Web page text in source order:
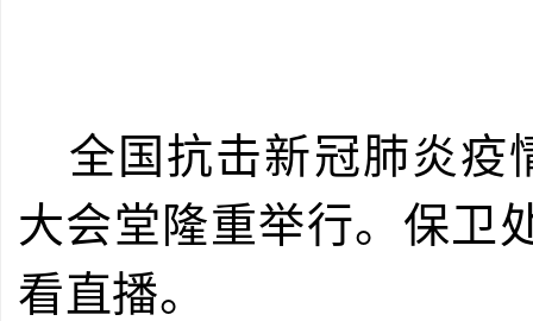
全国抗击新冠肺炎疫
大会堂隆重举行。保卫
看直播。